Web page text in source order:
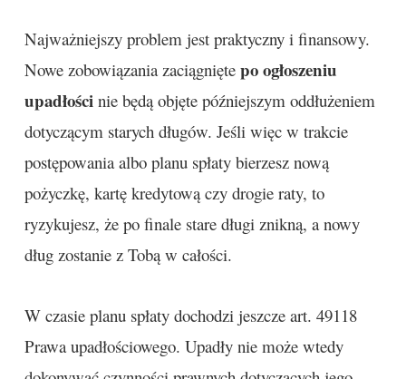
Najważniejszy problem jest praktyczny i finansowy.
Nowe zobowiązania zaciągnięte po ogłoszeniu
upadłości nie będą objęte późniejszym oddłużeniem
dotyczącym starych długów. Jeśli więc w trakcie
postępowania albo planu spłaty bierzesz nową
pożyczkę, kartę kredytową czy drogie raty, to
ryzykujesz, że po finale stare długi znikną, a nowy
dług zostanie z Tobą w całości.
W czasie planu spłaty dochodzi jeszcze art. 49118
Prawa upadłościowego. Upadły nie może wtedy